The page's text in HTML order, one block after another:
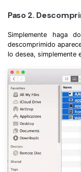
Paso 2.
Simplemente haga
descomprimido
lo desea, simplemente